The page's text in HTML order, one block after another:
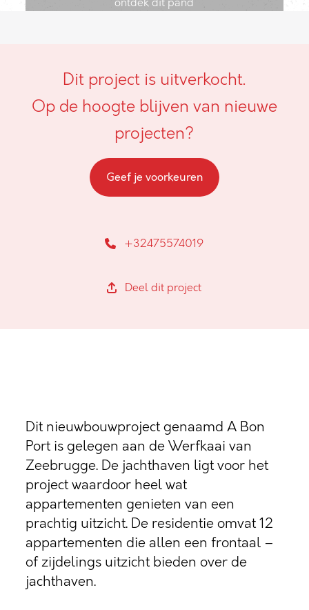
Dit project is uitverkocht.
Op de hoogte blijven van nieuwe
projecten?
Geef je voorkeuren
+32475574019
Deel dit project
Dit nieuwbouwproject genaamd A Bon
Port is gelegen aan de Werfkaai van
Zeebrugge. De jachthaven ligt voor het
project waardoor heel wat
appartementen genieten van een
prachtig uitzicht. De residentie omvat 12
appartementen die allen een frontaal –
of zijdelings uitzicht bieden over de
jachthaven.